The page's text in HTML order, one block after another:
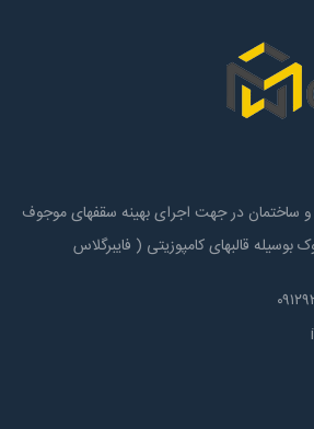
ساختمان در جهت اجرای بهینه سقفهای موجوف
بوسیله قالبهای کامپوزیتی ( فایبرگلاس